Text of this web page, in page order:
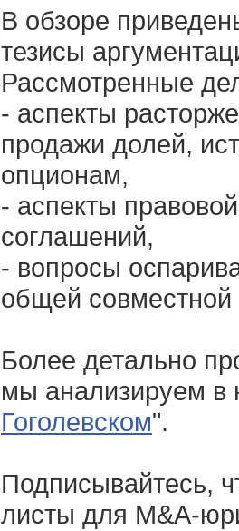
В обзоре
тезисы
Рассмотренные
- аспекты
продажи долей,
опционам,
- аспекты
соглашений,
- вопросы
общей совместной
Более детально
мы анализируем
Гоголевском".
Подписывайтесь,
листы для M&A-